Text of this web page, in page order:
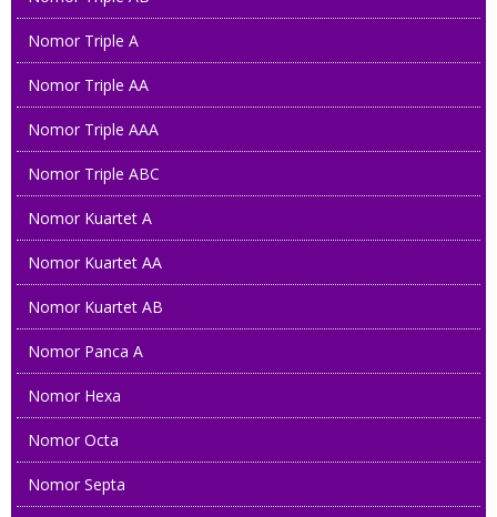
Nomor Triple A
Nomor Triple AA
Nomor Triple AAA
Nomor Triple ABC
Nomor Kuartet A
Nomor Kuartet AA
Nomor Kuartet AB
Nomor Panca A
Nomor Hexa
Nomor Octa
Nomor Septa